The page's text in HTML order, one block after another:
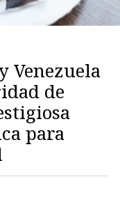
Venezuela
de
para